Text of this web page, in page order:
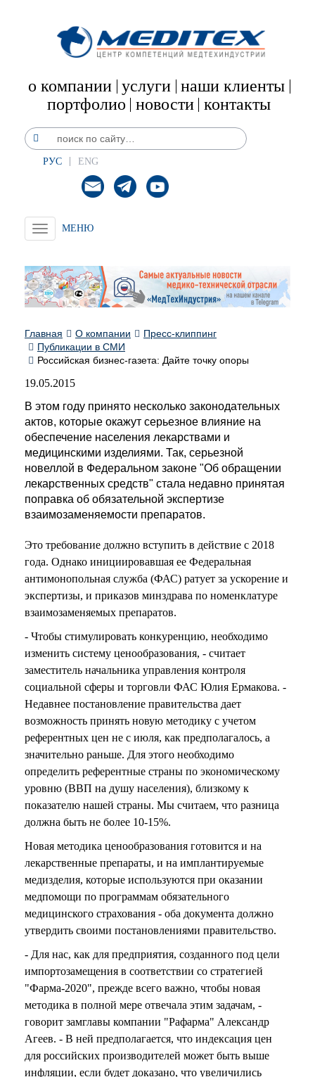
о компании услуги наши клиенты
портфолио новости контакты
РУС ENG
Toggle
navigation
Главная О компании
Пресс-клиппинг
Публикации в СМИ
Российская бизнес-газета: Дайте точку опоры
19.05.2015
В этом году принято несколько законодательных
актов, которые окажут серьезное влияние на
обеспечение населения лекарствами и
медицинскими изделиями. Так, серьезной
новеллой в Федеральном законе "Об обращении
лекарственных средств" стала недавно принятая
поправка об обязательной экспертизе
взаимозаменяемости препаратов.
Это требование должно вступить в действие с 2018
года. Однако инициировавшая ее Федеральная
антимонопольная служба (ФАС) ратует за ускорение и
экспертизы, и приказов минздрава по номенклатуре
взаимозаменяемых препаратов.
- Чтобы стимулировать конкуренцию, необходимо
изменить систему ценообразования, - считает
заместитель начальника управления контроля
социальной сферы и торговли ФАС Юлия Ермакова. -
Недавнее постановление правительства дает
возможность принять новую методику с учетом
референтных цен не с июля, как предполагалось, а
значительно раньше. Для этого необходимо
определить референтные страны по экономическому
уровню (ВВП на душу населения), близкому к
показателю нашей страны. Мы считаем, что разница
должна быть не более 10-15%.
Новая методика ценообразования готовится и на
лекарственные препараты, и на имплантируемые
медизделия, которые используются при оказании
медпомощи по программам обязательного
медицинского страхования - оба документа должно
утвердить своими постановлениями правительство.
- Для нас, как для предприятия, созданного под цели
импортозамещения в соответствии со стратегией
"Фарма-2020", прежде всего важно, чтобы новая
методика в полной мере отвечала этим задачам, -
говорит замглавы компании "Рафарма" Александр
Агеев. - В ней предполагается, что индексация цен
для российских производителей может быть выше
инфляции, если будет доказано, что увеличились